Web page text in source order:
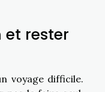
et rester
voyage difficile.